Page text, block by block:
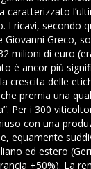
caratterizzato
I ricavi, secondo
Giovanni Greco,
milioni di euro
è ancor più
crescita delle
premia una
Per i 300
con una
equamente
ed estero
+50%). La